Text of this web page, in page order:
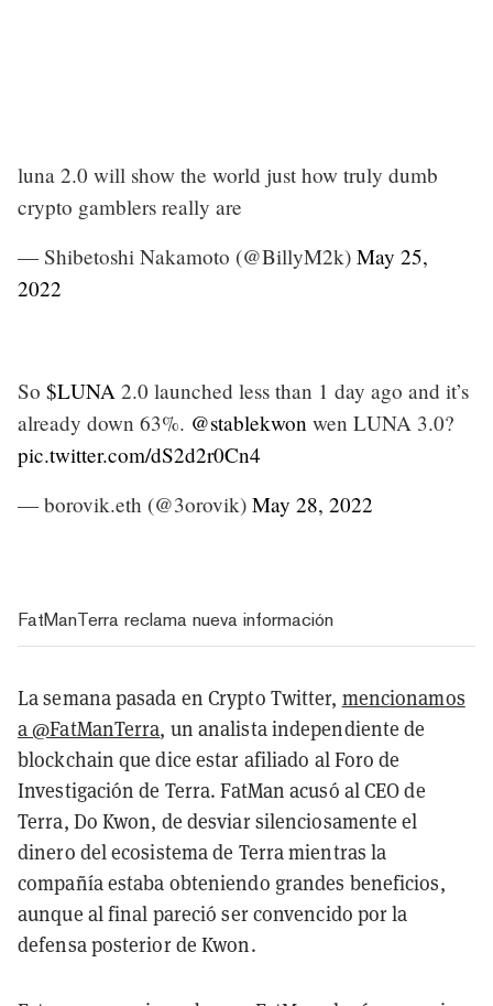
luna 2.0 will show the world just how truly dumb
crypto gamblers really are
— Shibetoshi Nakamoto (@BillyM2k) May 25,
2022
So $LUNA 2.0 launched less than 1 day ago and it’s
already down 63%. @stablekwon wen LUNA 3.0?
pic.twitter.com/dS2d2r0Cn4
— borovik.eth (@3orovik) May 28, 2022
FatManTerra reclama nueva información
La semana pasada en Crypto Twitter, mencionamos
a @FatManTerra, un analista independiente de
blockchain que dice estar afiliado al Foro de
Investigación de Terra. FatMan acusó al CEO de
Terra, Do Kwon, de desviar silenciosamente el
dinero del ecosistema de Terra mientras la
compañía estaba obteniendo grandes beneficios,
aunque al final pareció ser convencido por la
defensa posterior de Kwon.